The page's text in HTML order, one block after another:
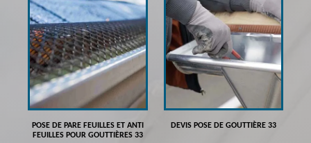
POSE DE PARE FEUILLES ET ANTI
FEUILLES POUR GOUTTIÈRES 33
DEVIS POSE DE GOUTTIÈRE 33